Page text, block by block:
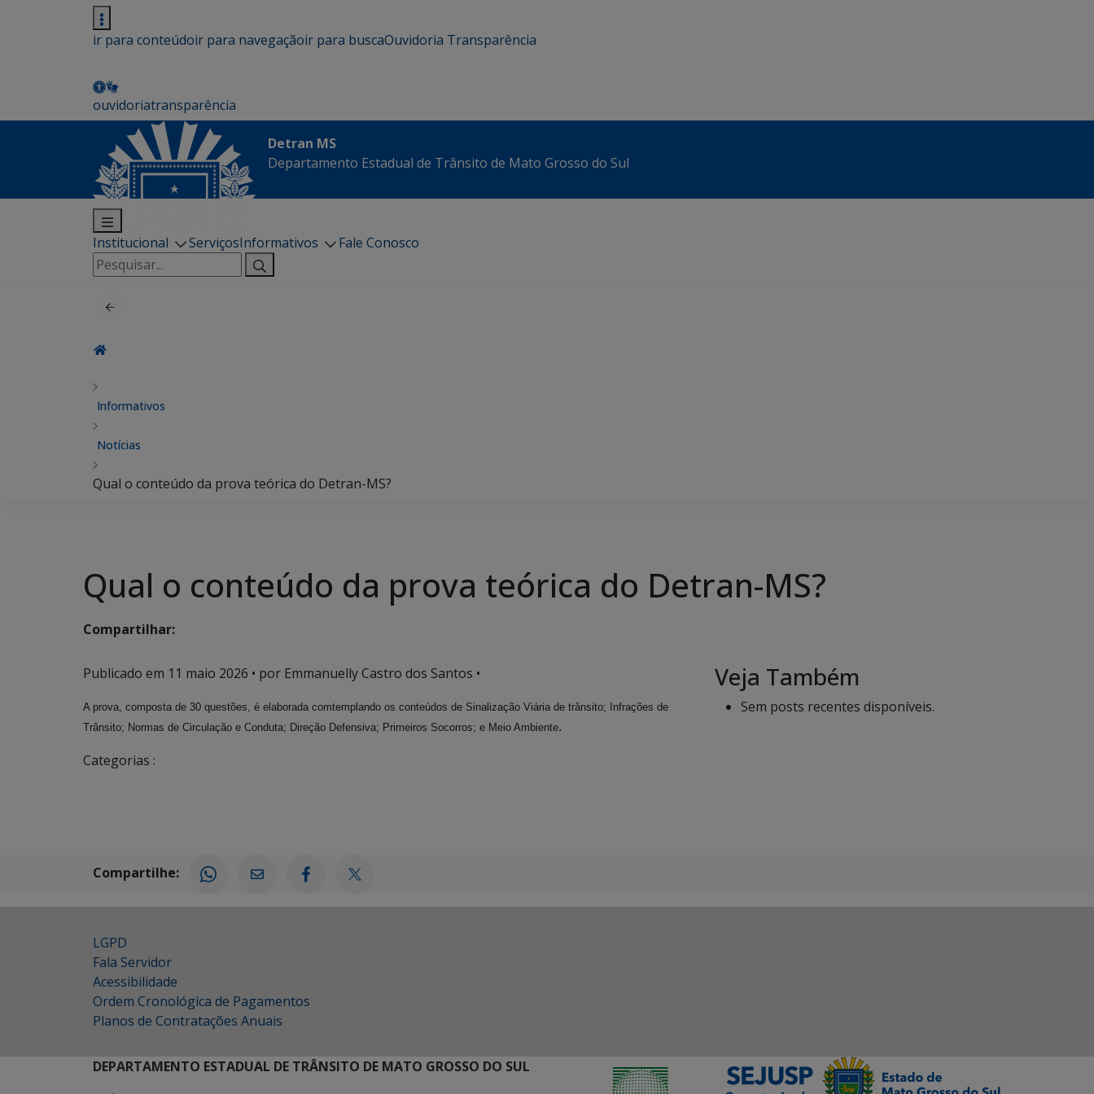
ir para conteúdoir para navegaçãoir para buscaOuvidoria Transparência
ouvidoriatransparência
Detran MS
Departamento Estadual de Trânsito de Mato Grosso do Sul
Institucional ServiçosInformativos
Fale Conosco
Pesquisar
por:
Informativos
Notícias
Qual o conteúdo da prova teórica do Detran-MS?
Qual o conteúdo da prova teórica do Detran-MS?
Compartilhar:
Publicado em 11 maio 2026 • por Emmanuelly Castro dos Santos •
A prova, composta de 30 questões, é elaborada comtemplando os conteúdos de Sinalização Viária de trânsito; Infrações de
Trânsito; Normas de Circulação e Conduta; Direção Defensiva; Primeiros Socorros; e Meio Ambiente.
Categorias :
Veja Também
Sem posts recentes disponíveis.
Compartilhe:
LGPD
Fala Servidor
Acessibilidade
Ordem Cronológica de Pagamentos
Planos de Contratações Anuais
DEPARTAMENTO ESTADUAL DE TRÂNSITO DE MATO GROSSO DO SUL